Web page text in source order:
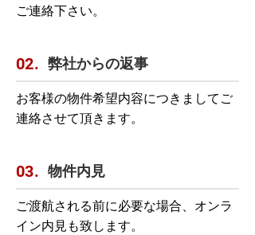
ご連絡下さい。
02. 弊社からの返事
お客様の物件希望内容につきましてご
連絡させて頂きます。
03. 物件内見
ご渡航される前に必要な場合、オンラ
イン内見も致します。